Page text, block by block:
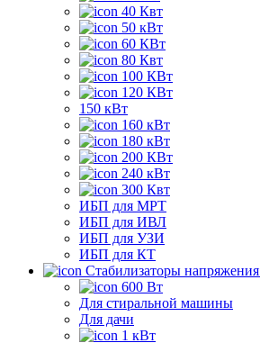
40 Квт
50 кВт
60 КВт
80 Квт
100 КВт
120 КВт
150 кВт
160 кВт
180 кВт
200 КВт
240 кВт
300 Квт
ИБП для МРТ
ИБП для ИВЛ
ИБП для УЗИ
ИБП для КТ
Стабилизаторы напряжения
600 Вт
Для стиральной машины
Для дачи
1 кВт